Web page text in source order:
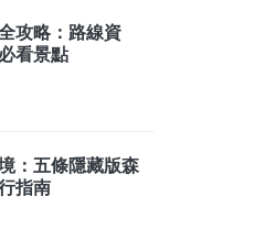
攻略：路線資
看景點
：五條隱藏版森
指南